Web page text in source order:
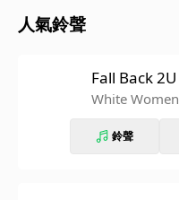
人氣鈴聲
Fall Back 2U
White Women
鈴聲